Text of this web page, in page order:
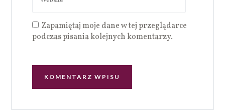
Zapamiętaj moje dane w tej przeglądarce
podczas pisania kolejnych komentarzy.